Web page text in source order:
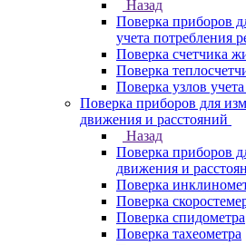
Назад
Поверка приборов
учета потребления
Поверка счетчика
Поверка
Поверка узлов
Поверка приборов для
движения и расстояний
Назад
Поверка приборов
движения и
Поверка
Поверка
Поверка спидометра
Поверка тахеометра